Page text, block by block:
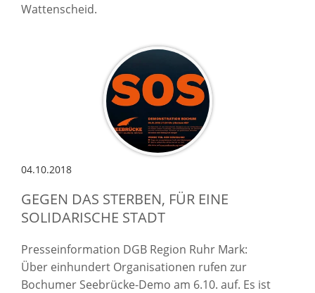
Wattenscheid.
04.10.2018
GEGEN DAS STERBEN, FÜR EINE
SOLIDARISCHE STADT
Presseinformation DGB Region Ruhr Mark:
Über einhundert Organisationen rufen zur
Bochumer Seebrücke-Demo am 6.10. auf. Es ist